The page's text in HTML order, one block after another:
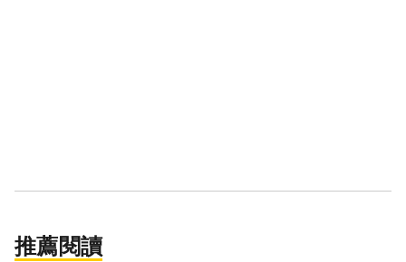
推薦閱讀